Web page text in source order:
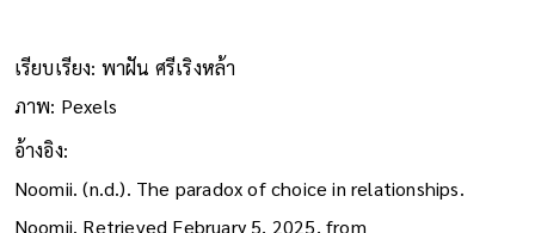
เรียบเรียง: พาฝัน ศรีเริงหล้า
ภาพ: Pexels
อ้างอิง:
Noomii. (n.d.). The paradox of choice in relationships.